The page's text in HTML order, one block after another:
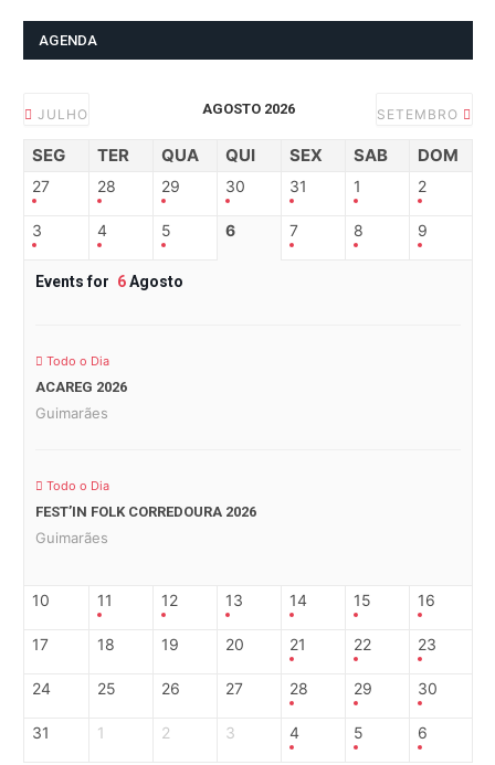
AGENDA
JULHO AGOSTO 2026 SETEMBRO
SEG TER QUA QUI SEX SAB DOM
27 28 29 30 31 1 2
3 4 5 6 7 8 9
Events for 6Agosto
Todo o Dia
ACAREG 2026
Guimarães
Todo o Dia
FEST’IN FOLK CORREDOURA 2026
Guimarães
10 11 12 13 14 15 16
17 18 19 20 21 22 23
24 25 26 27 28 29 30
31 1 2 3 4 5 6